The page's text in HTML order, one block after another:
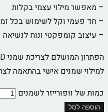
– מאפשר מילוי עצמי בקלות
– חד פעמי וקל לשימוש בכל
– עיצוב קומפקטי ונוח לנשיאה
למילוי שמנים אישי בהתאמה
כמות של וופורייזר לשמנים
הוספה לסל